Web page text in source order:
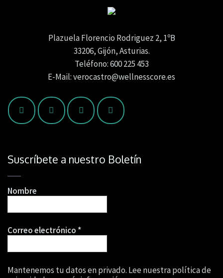
Plazuela Florencio Rodriguez 2, 1ºB
33206, Gijón, Asturias.
Teléfono: 600 225 453
E-Mail: verocastro@wellnesscore.es
Suscríbete a nuestro Boletín
Nombre
Correo electrónico *
Mantenemos tu datos en privado. Lee nuestra política de